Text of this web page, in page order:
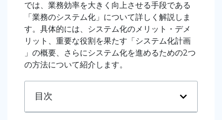
では、業務効率を大きく向上させる手段である
「業務のシステム化」について詳しく解説しま
す。具体的には、システム化のメリット・デメ
リット、重要な役割を果たす「システム化計画
」の概要、さらにシステム化を進めるための2つ
の方法について紹介します。
目次